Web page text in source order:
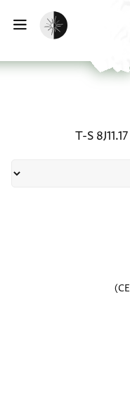
تفعيل الوضع المظلم
T-S 8J11.17